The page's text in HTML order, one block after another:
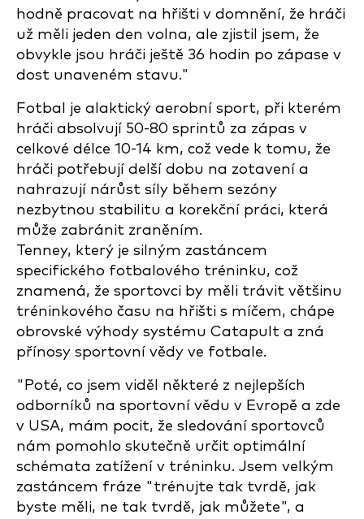
hodně pracovat na hřišti v domnění, že hráči
už měli jeden den volna, ale zjistil jsem, že
obvykle jsou hráči ještě 36 hodin po zápase v
dost unaveném stavu."
Fotbal je alaktický aerobní sport, při kterém
hráči absolvují 50-80 sprintů za zápas v
celkové délce 10-14 km, což vede k tomu, že
hráči potřebují delší dobu na zotavení a
nahrazují nárůst síly během sezóny
nezbytnou stabilitu a korekční práci, která
může zabránit zraněním.
Tenney, který je silným zastáncem
specifického fotbalového tréninku, což
znamená, že sportovci by měli trávit většinu
tréninkového času na hřišti s míčem, chápe
obrovské výhody systému Catapult a zná
přínosy sportovní vědy ve fotbale.
"Poté, co jsem viděl některé z nejlepších
odborníků na sportovní vědu v Evropě a zde
v USA, mám pocit, že sledování sportovců
nám pomohlo skutečně určit optimální
schémata zatížení v tréninku. Jsem velkým
zastáncem fráze "trénujte tak tvrdě, jak
byste měli, ne tak tvrdě, jak můžete", a